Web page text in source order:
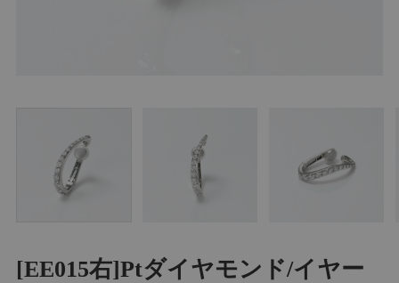
[EE015右]Ptダイヤモンド/イヤー